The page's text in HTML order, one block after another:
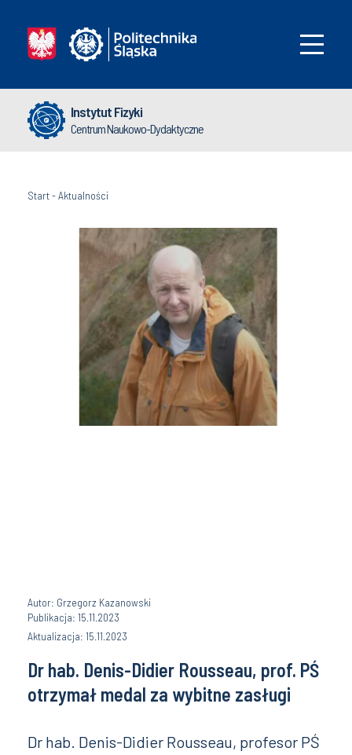
Instytut Fizyki
Centrum Naukowo-Dydaktyczne
Start-Aktualności
Autor: Grzegorz Kazanowski
Publikacja: 15.11.2023
Aktualizacja: 15.11.2023
Dr hab. Denis-Didier Rousseau, prof. PŚ
otrzymał medal za wybitne zasługi
Dr hab. Denis-Didier Rousseau, profesor PŚ